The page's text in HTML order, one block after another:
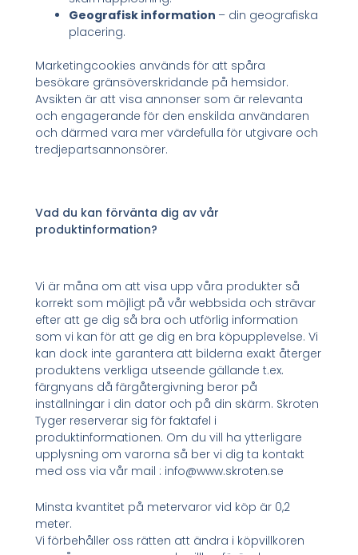
Geografisk information – din geografiska
placering.
Marketingcookies används för att spåra
besökare gränsöverskridande på hemsidor.
Avsikten är att visa annonser som är relevanta
och engagerande för den enskilda användaren
och därmed vara mer värdefulla för utgivare och
tredjepartsannonsörer.
Vad du kan förvänta dig av vår
produktinformation?
Vi är måna om att visa upp våra produkter så
korrekt som möjligt på vår webbsida och strävar
efter att ge dig så bra och utförlig information
som vi kan för att ge dig en bra köpupplevelse. Vi
kan dock inte garantera att bilderna exakt återger
produktens verkliga utseende gällande t.ex.
färgnyans då färgåtergivning beror på
inställningar i din dator och på din skärm. Skroten
Tyger reserverar sig för faktafel i
produktinformationen. Om du vill ha ytterligare
upplysning om varorna så ber vi dig ta kontakt
med oss via vår mail : info@www.skroten.se
Minsta kvantitet på metervaror vid köp är 0,2
meter.
Vi förbehåller oss rätten att ändra i köpvillkoren